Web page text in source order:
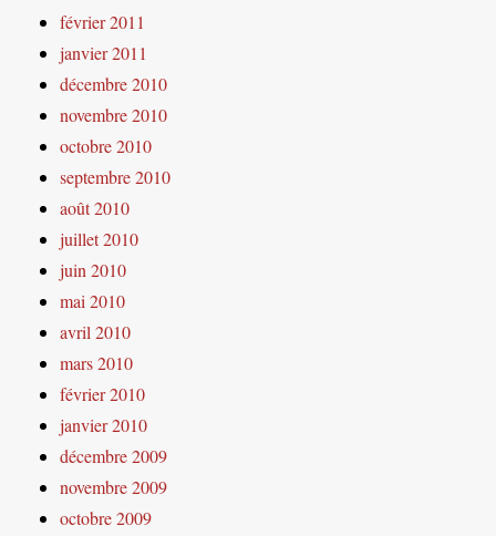
février 2011
janvier 2011
décembre 2010
novembre 2010
octobre 2010
septembre 2010
août 2010
juillet 2010
juin 2010
mai 2010
avril 2010
mars 2010
février 2010
janvier 2010
décembre 2009
novembre 2009
octobre 2009